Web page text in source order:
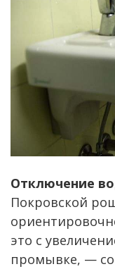
Отключение
Покровской
это с
промывке, —